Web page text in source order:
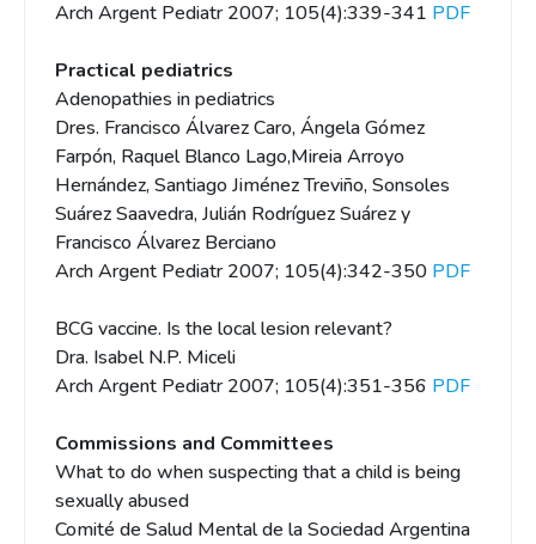
Arch Argent Pediatr 2007; 105(4):339-341 PDF
Practical pediatrics
Adenopathies in pediatrics
Dres. Francisco Álvarez Caro, Ángela Gómez
Farpón, Raquel Blanco Lago,Mireia Arroyo
Hernández, Santiago Jiménez Treviño, Sonsoles
Suárez Saavedra, Julián Rodríguez Suárez y
Francisco Álvarez Berciano
Arch Argent Pediatr 2007; 105(4):342-350 PDF
BCG vaccine. Is the local lesion relevant?
Dra. Isabel N.P. Miceli
Arch Argent Pediatr 2007; 105(4):351-356 PDF
Commissions and Committees
What to do when suspecting that a child is being
sexually abused
Comité de Salud Mental de la Sociedad Argentina